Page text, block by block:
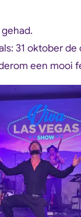
31 oktober
een mooi